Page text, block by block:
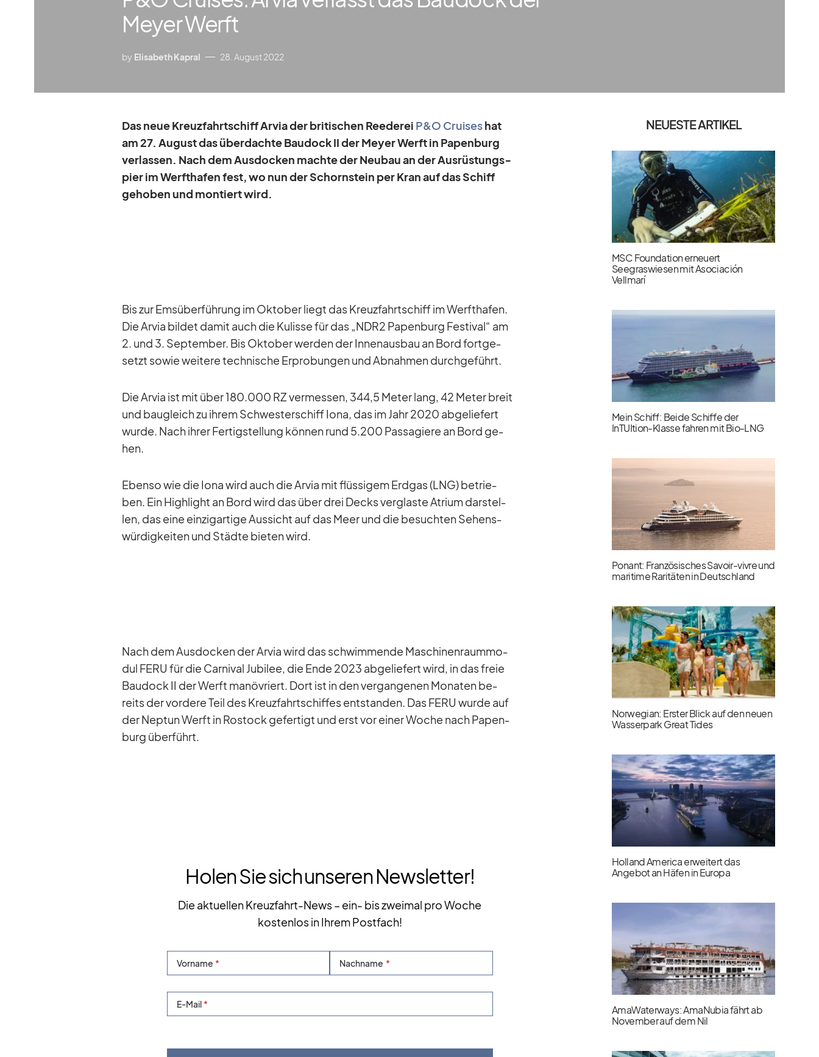
Meyer Werft
by Elisabeth Kapral 28. August 2022
Das neue Kreuz­fahrt­schiff Ar­via der bri­ti­schen Ree­de­rei P&O Crui­seshat
am 27. Au­gust das über­dachte Bau­dock II der Meyer Werft in Pa­pen­burg
ver­las­sen. Nach dem Aus­do­cken machte der Neu­bau an der Aus­rüs­tungs­
pier im Werft­ha­fen fest, wo nun der Schorn­stein per Kran auf das Schiff
ge­ho­ben und mon­tiert wird.
Bis zur Ems­über­füh­rung im Ok­to­ber liegt das Kreuz­fahrt­schiff im Werft­ha­fen.
Die Ar­via bil­det da­mit auch die Ku­lisse für das „NDR2 Pa­pen­burg Fes­ti­val“ am
2. und 3. Sep­tem­ber. Bis Ok­to­ber wer­den der In­nen­aus­bau an Bord fort­ge­
setzt so­wie wei­tere tech­ni­sche Er­pro­bun­gen und Ab­nah­men durch­ge­führt.
Die Ar­via ist mit über 180.000 RZ ver­mes­sen, 344,5 Me­ter lang, 42 Me­ter breit
und bau­gleich zu ih­rem Schwes­ter­schiff Iona, das im Jahr 2020 ab­ge­lie­fert
wurde. Nach ih­rer Fer­tig­stel­lung kön­nen rund 5.200 Pas­sa­giere an Bord ge­
hen.
Ebenso wie die Iona wird auch die Ar­via mit flüs­si­gem Erd­gas (LNG) be­trie­
ben. Ein High­light an Bord wird das über drei Decks ver­glaste Atrium dar­stel­
len, das eine ein­zig­ar­tige Aus­sicht auf das Meer und die be­such­ten Se­hens­
wür­dig­kei­ten und Städte bie­ten wird.
Nach dem Aus­do­cken der Ar­via wird das schwim­mende Ma­schi­nen­raum­mo­
dul FERU für die Car­ni­val Ju­bi­lee, die Ende 2023 ab­ge­lie­fert wird, in das freie
Bau­dock II der Werft ma­nö­vriert. Dort ist in den ver­gan­ge­nen Mo­na­ten be­
reits der vor­dere Teil des Kreuz­fahrt­schif­fes ent­stan­den. Das FERU wurde auf
der Nep­tun Werft in Ros­tock ge­fer­tigt und erst vor ei­ner Wo­che nach Pa­pen­
burg über­führt.
Holen Sie sich unseren Newsletter!
Die aktuellen Kreuzfahrt-News – ein- bis zweimal pro Woche
kostenlos in Ihrem Postfach!
Vorname Nachname
E-Mail
NEUESTE ARTIKEL
MSC Foundation erneuert
Seegraswiesen mit Asociación
Vellmarí
Mein Schiff: Beide Schiffe der
InTUItion-Klasse fahren mit Bio-LNG
Ponant: Französisches Savoir-vivre und
maritime Raritäten in Deutschland
Norwegian: Erster Blick auf den neuen
Wasserpark Great Tides
Holland America erweitert das
Angebot an Häfen in Europa
AmaWaterways: AmaNubia fährt ab
November auf dem Nil